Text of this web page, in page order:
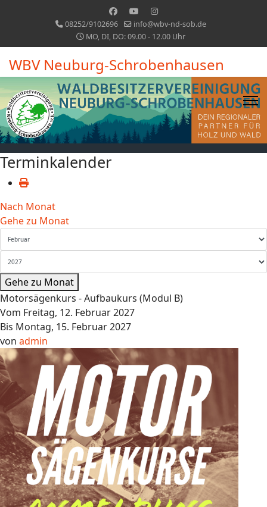
08252/9102696
info@wbv-nd-sob.de
MO, DI, DO: 09.00 - 12.00 Uhr
WBV Neuburg-Schrobenhausen
Terminkalender
Nach Monat
Gehe zu Monat
Gehe zu Monat
Motorsägenkurs - Aufbaukurs (Modul B)
Vom Freitag, 12. Februar 2027
Bis Montag, 15. Februar 2027
von admin